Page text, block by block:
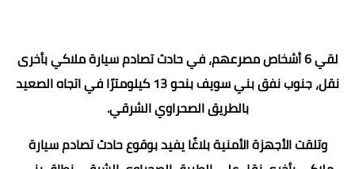
لقي 6 أشخاص مصرعهم، في حادث تصادم سيارة ملاكي بأخرى
نقل، جنوب نفق بني سويف بنحو 13 كيلومترًا في اتجاه الصعيد
بالطريق الصحراوي الشرقي.
وتلقت الأجهزة الأمنية بلاغًا يفيد بوقوع حادث تصادم سيارة